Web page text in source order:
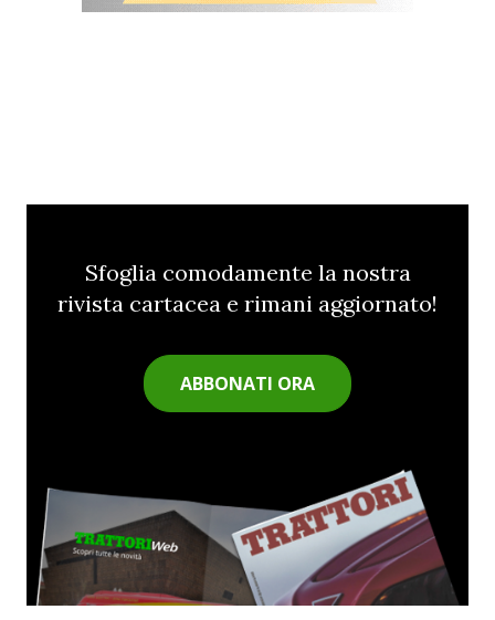
Sfoglia comodamente la nostra
rivista cartacea e rimani aggiornato!
ABBONATI ORA